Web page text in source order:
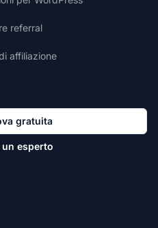
referral
affiliazione
gratuita
esperto